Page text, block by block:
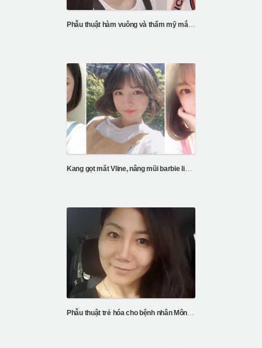
Phẫu thuật hàm vuông và thẩm mỹ mắt tại ID
Kang gọt măt Vline, nâng mũi barbie line, căng da chỉ V3, cắt mí
Phẫu thuật trẻ hóa cho bệnh nhân Mông Cổ của bệnh viện ID